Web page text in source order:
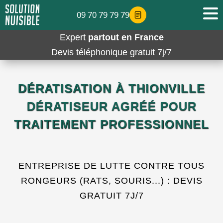
Expert partout en France
Devis téléphonique gratuit 7j/7
DÉRATISATION À THIONVILLE
DÉRATISEUR AGRÉÉ POUR
TRAITEMENT PROFESSIONNEL
ENTREPRISE DE LUTTE CONTRE TOUS
RONGEURS (RATS, SOURIS...) : DEVIS
GRATUIT 7J/7
09 70 79 79 79